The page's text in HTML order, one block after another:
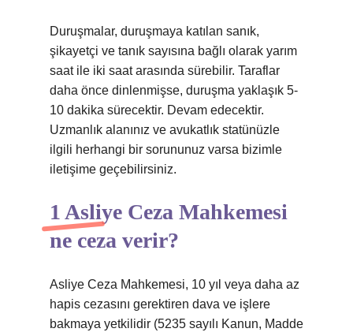
Duruşmalar, duruşmaya katılan sanık,
şikayetçi ve tanık sayısına bağlı olarak yarım
saat ile iki saat arasında sürebilir. Taraflar
daha önce dinlenmişse, duruşma yaklaşık 5-
10 dakika sürecektir. Devam edecektir.
Uzmanlık alanınız ve avukatlık statünüzle
ilgili herhangi bir sorununuz varsa bizimle
iletişime geçebilirsiniz.
1 Asliye Ceza Mahkemesi
ne ceza verir?
Asliye Ceza Mahkemesi, 10 yıl veya daha az
hapis cezasını gerektiren dava ve işlere
bakmaya yetkilidir (5235 sayılı Kanun, Madde